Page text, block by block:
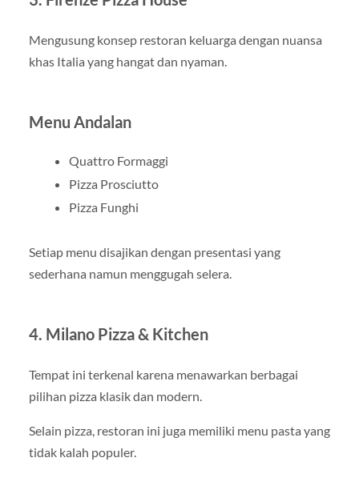
Mengusung konsep restoran keluarga dengan nuansa
khas Italia yang hangat dan nyaman.
Menu Andalan
Quattro Formaggi
Pizza Prosciutto
Pizza Funghi
Setiap menu disajikan dengan presentasi yang
sederhana namun menggugah selera.
4. Milano Pizza & Kitchen
Tempat ini terkenal karena menawarkan berbagai
pilihan pizza klasik dan modern.
Selain pizza, restoran ini juga memiliki menu pasta yang
tidak kalah populer.